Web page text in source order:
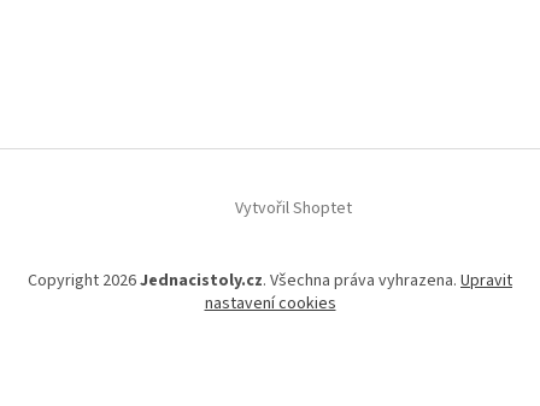
Vytvořil Shoptet
Copyright 2026Jednacistoly.cz. Všechna práva vyhrazena. Upravit
nastavení cookies